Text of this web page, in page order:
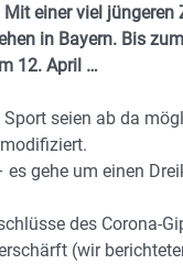
einer viel
in Bayern. Bis
12. April …
seien ab da
gehe um einen
des Corona-
(wir